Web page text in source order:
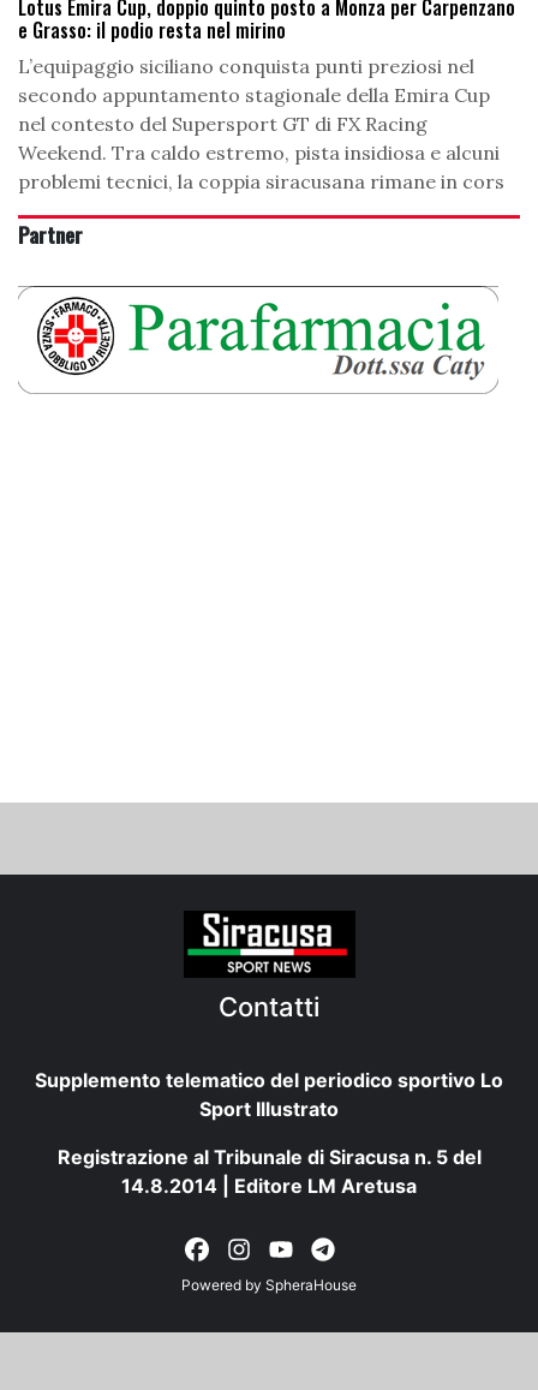
Lotus Emira Cup, doppio quinto posto a Monza per Carpenzano
e Grasso: il podio resta nel mirino
L’equipaggio siciliano conquista punti preziosi nel
secondo appuntamento stagionale della Emira Cup
nel contesto del Supersport GT di FX Racing
Weekend. Tra caldo estremo, pista insidiosa e alcuni
problemi tecnici, la coppia siracusana rimane in cors
Partner
Contatti
Supplemento telematico del periodico sportivo Lo
Sport Illustrato
Registrazione al Tribunale di Siracusa n. 5 del
14.8.2014 | Editore LM Aretusa
Powered by SpheraHouse